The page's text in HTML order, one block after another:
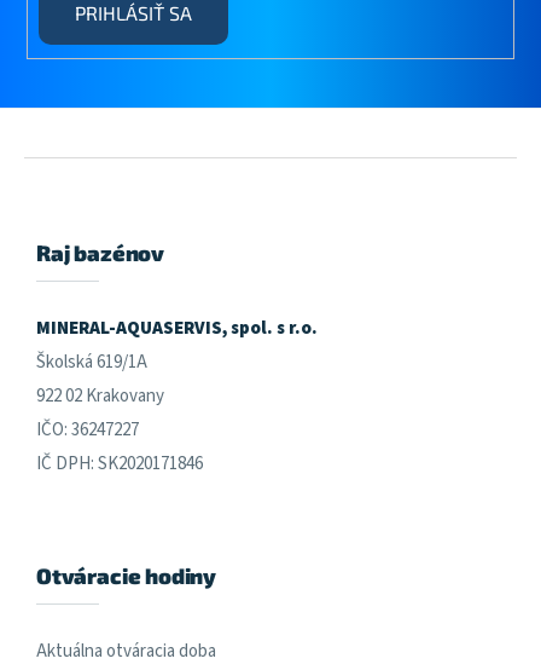
PRIHLÁSIŤ SA
Raj bazénov
MINERAL-AQUASERVIS, spol. s r.o.
Školská 619/1A
922 02 Krakovany
IČO: 36247227
IČ DPH: SK2020171846
Otváracie hodiny
Aktuálna otváracia doba